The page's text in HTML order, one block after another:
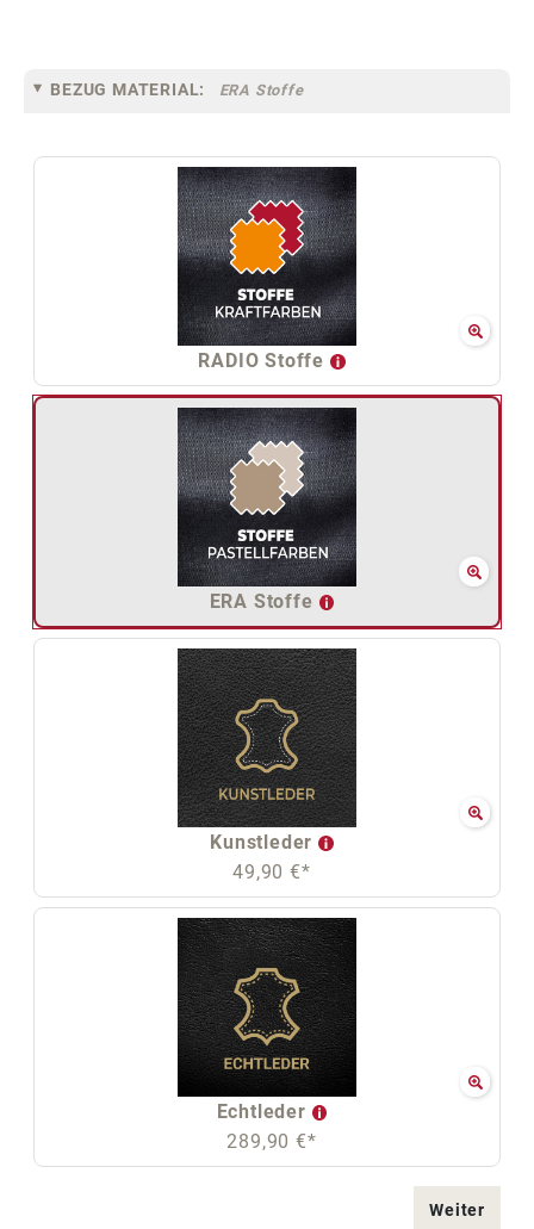
BEZUG MATERIAL: ERA Stoffe
RADIO Stoffe
ERA Stoffe
Kunstleder
49,90 €*
Echtleder
289,90 €*
Weiter